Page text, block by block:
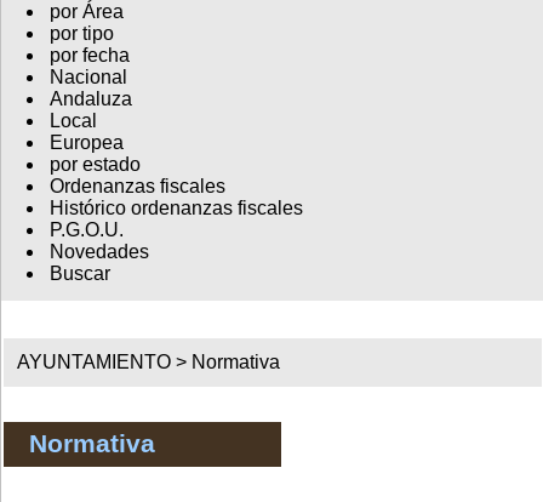
por Área
por tipo
por fecha
Nacional
Andaluza
Local
Europea
por estado
Ordenanzas fiscales
Histórico ordenanzas fiscales
P.G.O.U.
Novedades
Buscar
AYUNTAMIENTO > Normativa
Normativa